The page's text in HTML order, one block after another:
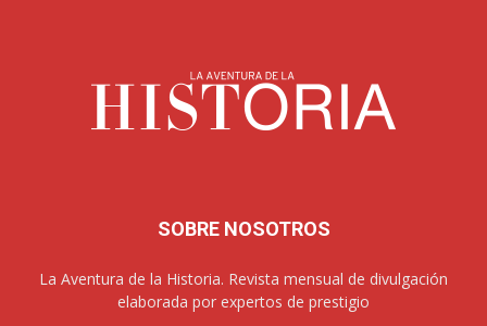
SOBRE NOSOTROS
La Aventura de la Historia. Revista mensual de divulgación
elaborada por expertos de prestigio